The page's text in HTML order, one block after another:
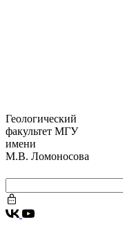
Геологический
факультет МГУ
имени
М.В. Ломоносова